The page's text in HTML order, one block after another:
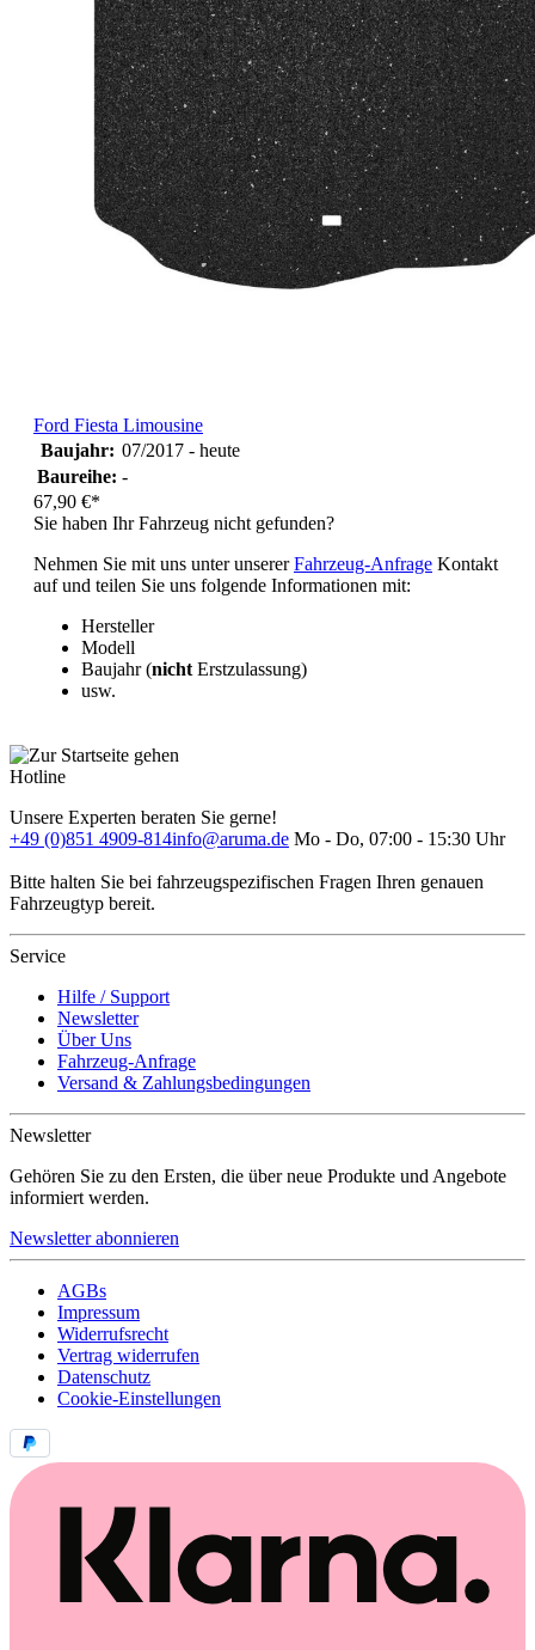
Ford Fiesta Limousine
Baujahr: 07/2017 - heute
Baureihe: -
67,90 €*
Sie haben Ihr Fahrzeug nicht gefunden?
Nehmen Sie mit uns unter unsererFahrzeug-Anfrage Kontakt
auf und teilen Sie uns folgende Informationen mit:
Hersteller
Modell
Baujahr (nicht Erstzulassung)
usw.
Hotline
Unsere Experten beraten Sie gerne!
+49 (0)851 4909-814info@aruma.de Mo - Do, 07:00 - 15:30 Uhr
Bitte halten Sie bei fahrzeugspezifischen Fragen Ihren genauen
Fahrzeugtyp bereit.
Service
Hilfe / Support
Newsletter
Über Uns
Fahrzeug-Anfrage
Versand & Zahlungsbedingungen
Newsletter
Gehören Sie zu den Ersten, die über neue Produkte und Angebote
informiert werden.
Newsletter abonnieren
AGBs
Impressum
Widerrufsrecht
Vertrag widerrufen
Datenschutz
Cookie-Einstellungen